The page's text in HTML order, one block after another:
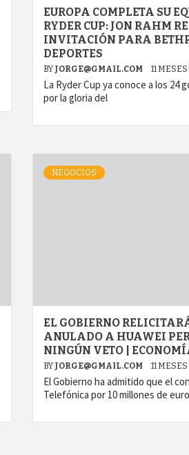
EUROPA COMPLETA SU
RYDER CUP: JON RAHM
INVITACIÓN PARA
DEPORTES
BY JORGE@GMAIL.COM 11
La Ryder Cup ya conoce a los 24
por la gloria del
NEGOCIOS
EL GOBIERNO
ANULADO A HUAWEI
NINGÚN VETO |
BY JORGE@GMAIL.COM 11
El Gobierno ha admitido que el
Telefónica por 10 millones de